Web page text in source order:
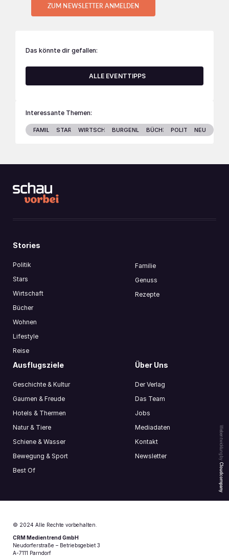
ZUM NEWSLETTER ANMELDEN
Das könnte dir gefallen:
ALLE EVENTTIPPS
Interessante Themen:
FAMILIE STARS WIRTSCHAFTBURGENLANDBÜCHER POLITIK NEU
Webentwicklung by
Cloudcompany
Stories
Politik
Stars
Wirtschaft
Bücher
Wohnen
Lifestyle
Reise
Familie
Genuss
Rezepte
Ausflugsziele
Geschichte & Kultur
Gaumen & Freude
Hotels & Thermen
Natur & Tiere
Schiene & Wasser
Bewegung & Sport
Best Of
Über Uns
Der Verlag
Das Team
Jobs
Mediadaten
Kontakt
Newsletter
© 2024 Alle Rechte vorbehalten.
CRM Medientrend GmbH
Neudorferstraße – Betriebsgebiet 3
A-7111 Parndorf